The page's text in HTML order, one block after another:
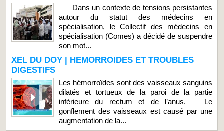
Dans un contexte de tensions persistantes
autour du statut des médecins en
spécialisation, le Collectif des médecins en
spécialisation (Comes) a décidé de suspendre
son mot...
XEL DU DOY | HEMORROIDES ET TROUBLES
DIGESTIFS
Les hémorroïdes sont des vaisseaux sanguins
dilatés et tortueux de la paroi de la partie
inférieure du rectum et de l’anus. Le
gonflement des vaisseaux est causé par une
augmentation de la...